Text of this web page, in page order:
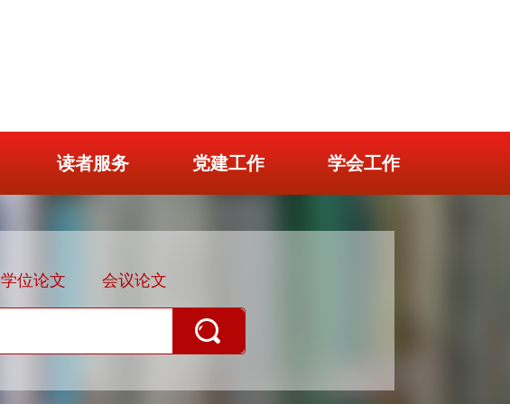
读者服务 党建工作 学会工作
学位论文 会议论文